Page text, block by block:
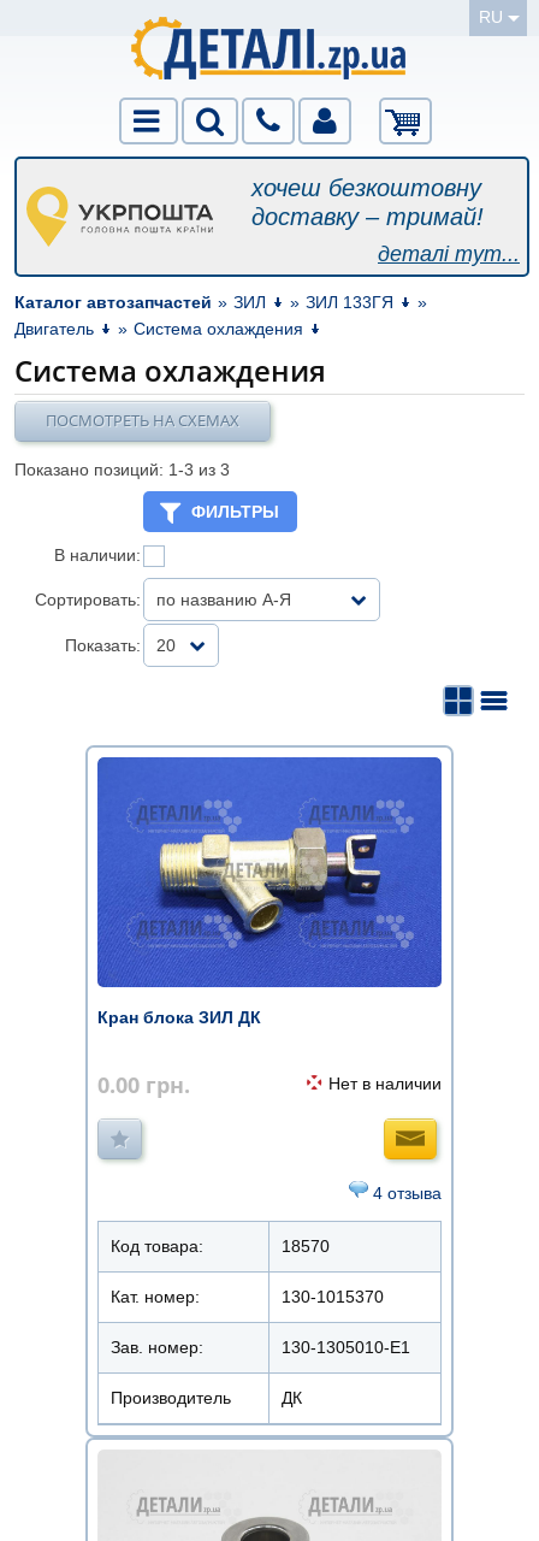
RU
хочеш безкоштовну
доставку – тримай!
деталі тут...
Каталог автозапчастей » ЗИЛ » ЗИЛ 133ГЯ
»
Двигатель
» Система охлаждения
Система охлаждения
ПОСМОТРЕТЬ НА СХЕМАХ
Показано позиций: 1-3 из 3
ФИЛЬТРЫ
В наличии:
Сортировать: по названию А-Я
Показать: 20
Кран блока ЗИЛ ДК
0.00 грн. Нет в наличии
4 отзыва
Код товара: 18570
Кат. номер: 130-1015370
Зав. номер: 130-1305010-Е1
Производитель ДК